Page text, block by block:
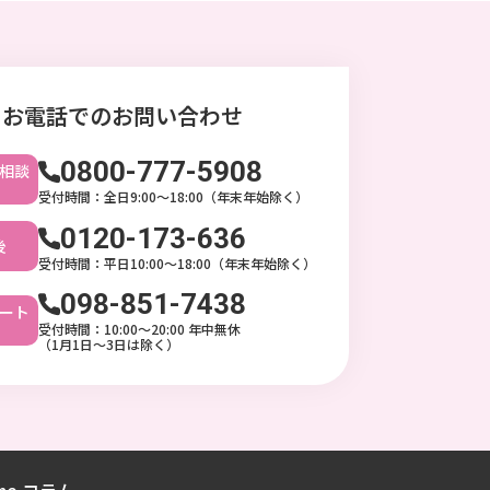
お電話でのお問い合わせ
談 0800-777-5908
受付時間：全日9:00〜18:00（年末年始除く）
0120-173-636
受付時間：平日10:00〜18:00（年末年始除く）
ト 098-851-7438
受付時間：10:00〜20:00 年中無休
（1月1日～3日は除く）